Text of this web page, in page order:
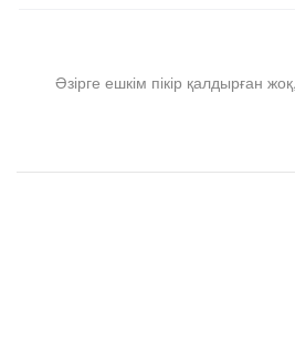
Әзірге ешкім пікір қалдырған